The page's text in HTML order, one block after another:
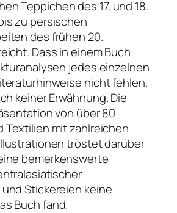
Teppichen des 17. und 18.
zu persischen
des frühen 20.
Dass in einem Buch
jedes einzelnen
nicht fehlen,
keiner Erwähnung. Die
von über 80
Textilien mit zahlreichen
tröstet darüber
bemerkenswerte
Stickereien keine
Buch fand.